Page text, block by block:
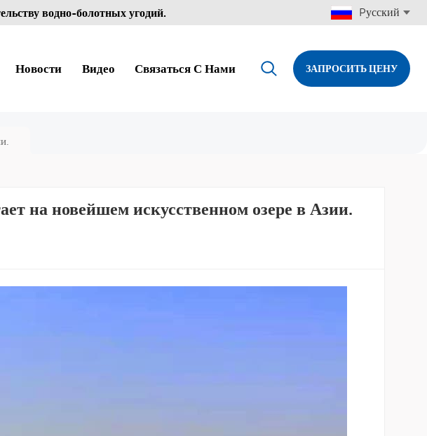
водно-болотных угодий. Pусский
English
Новости Видео Связаться С Нами ЗАПРОСИТЬ ЦЕНУ
на новейшем искусственном озере в Азии.